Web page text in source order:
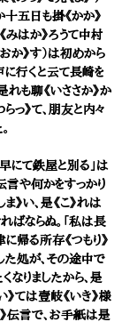
十五日も掛《かか》
みはか》ろうて中村
か》す）は初めから
に行くと云て長崎を
れも聊《いささか》か
っ》て、朋友と内々
にて鉄屋と別る」は
言や何かをすっかり
》い、是《こ》れは
ばならぬ。「私は長
帰る所存《つもり》
た処が、その途中で
なりましたから、是
》ては壹岐《いき》様
》伝言で、お手紙は是